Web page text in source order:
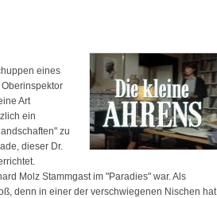
eines
Art
ein
zu
dieser Dr.
Molz Stammgast im "Paradies" war. Als
denn in einer der verschwiegenen Nischen hat